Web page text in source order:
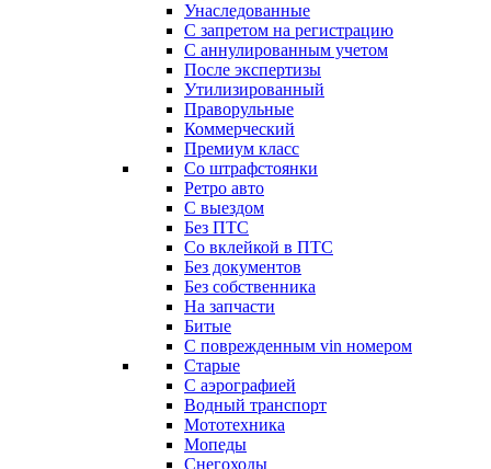
Унаследованные
С запретом на регистрацию
С аннулированным учетом
После экспертизы
Утилизированный
Праворульные
Коммерческий
Премиум класс
Со штрафстоянки
Ретро авто
С выездом
Без ПТС
Со вклейкой в ПТС
Без документов
Без собственника
На запчасти
Битые
С поврежденным vin номером
Старые
С аэрографией
Водный транспорт
Мототехника
Мопеды
Снегоходы